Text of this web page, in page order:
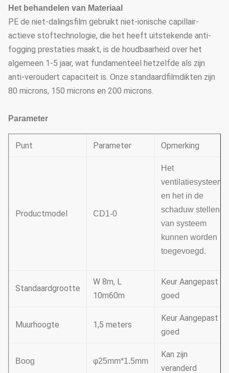
Het behandelen van Materiaal
PE de niet-dalingsfilm gebruikt niet-ionische capillair-
actieve stoftechnologie, die het heeft uitstekende anti-
fogging prestaties maakt, is de houdbaarheid over het
algemeen 1-5 jaar, wat fundamenteel hetzelfde als zijn
anti-veroudert capaciteit is. Onze standaardfilmdikten zijn
80 microns, 150 microns en 200 microns.
Parameter
Punt Parameter Opmerking
Productmodel CD1-0
Het
ventilatiesysteem
en het in de
schaduw stellen
van systeem
kunnen worden
toegevoegd.
Standaardgrootte
W 8m, L
10m60m
Keur Aangepast
goed
Muurhoogte 1,5 meters
Keur Aangepast
goed
Boog φ25mm*1.5mm
Kan zijn
veranderd